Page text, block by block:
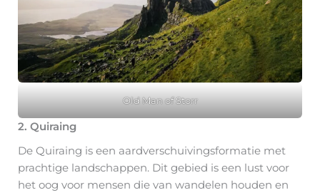
Old Man of Storr
2. Quiraing
De Quiraing is een aardverschuivingsformatie met
prachtige landschappen. Dit gebied is een lust voor
het oog voor mensen die van wandelen houden en